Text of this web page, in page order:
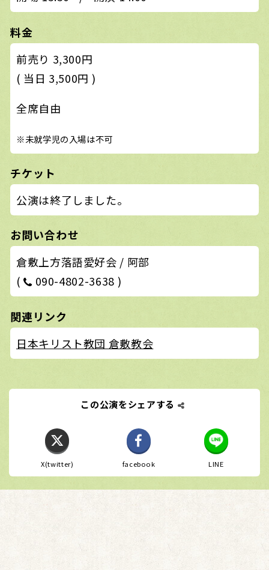
料金
前売り 3,300円
( 当日 3,500円 )
全席自由
※未就学児の入場は不可
チケット
公演は終了しました。
お問い合わせ
倉敷上方落語愛好会 / 阿部
( 090-4802-3638 )
関連リンク
日本キリスト教団 倉敷教会
この公演をシェアする
X(twitter) facebook LINE